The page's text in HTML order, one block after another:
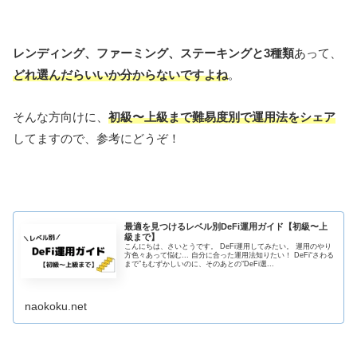
レンディング、ファーミング、ステーキングと3種類あって、
どれ選んだらいいか分からないですよね。
そんな方向けに、 初級〜上級まで難易度別で運用法をシェア
してますので、参考にどうぞ！
最適を見つけるレベル別DeFi運用ガイド【初級〜上
級まで】
こんにちは、さいとうです。 DeFi運用してみたい。 運用のやり
方色々あって悩む... 自分に合った運用法知りたい！ DeFi“さわる
まで”もむずかしいのに、そのあとの“DeFi選...
naokoku.net